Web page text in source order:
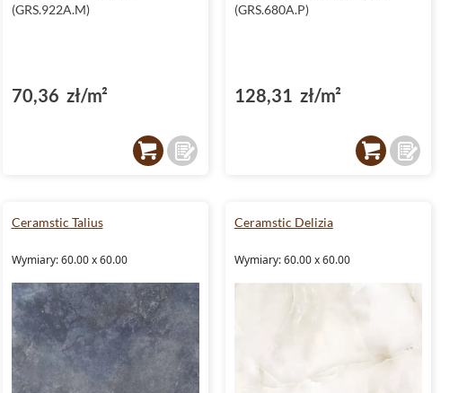
(GRS.922A.M)
70,36 zł/m²
(GRS.680A.P)
128,31 zł/m²
Ceramstic Talius
Wymiary: 60.00 x 60.00
Ceramstic Delizia
Wymiary: 60.00 x 60.00